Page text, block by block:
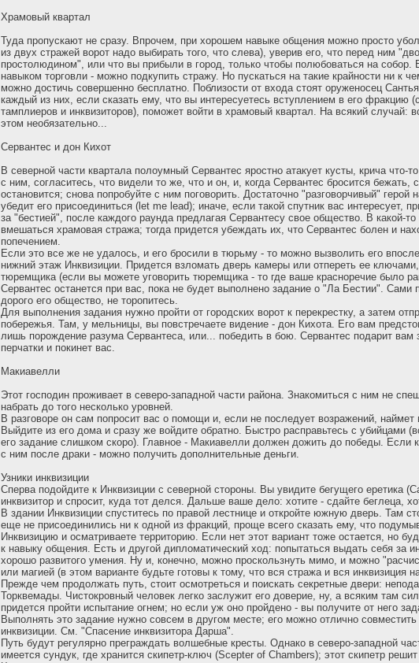
Храмовый квартал
Туда пропускают не сразу. Впрочем, при хорошем навыке общения можно просто
из двух стражей ворот надо выбирать того, что слева), уверив его, что перед ним
простолюдином", или что вы прибыли в город, только чтобы полюбоваться на собор.
навыком торговли - можно подкупить стражу. Но пускаться на такие крайности ни к
можно достичь совершенно бесплатно. Поблизости от входа стоят оруженосец
каждый из них, если сказать ему, что вы интересуетесь вступлением в его фракцию
тамплиеров и инквизиторов), поможет войти в храмовый квартал. На всякий случай:
этом необязательно...
Сервантес и дон Кихот
В северной части квартала полоумный Сервантес яростно атакует кусты, крича что-
с ним, согласитесь, что видели то же, что и он, и, когда Сервантес бросится бежать,
остановится; снова попробуйте с ним поговорить. Достаточно "разговорчивый" герой
убедит его присоединиться (let me lead); иначе, если такой спутник вас интересует,
за "бестией", после каждого раунда предлагая Сервантесу свое общество. В какой-
вмешаться храмовая стража; тогда придется убеждать их, что Сервантес болен и
попечением.
Если это все же не удалось, и его бросили в тюрьму - то можно вызволить его
нижний этаж Инквизиции. Придется взломать дверь камеры или отпереть ее
тюремщика (если вы можете уговорить тюремщика - то где ваше красноречие было
Сервантес останется при вас, пока не будет выполнено задание о "Ла Бестии". Сами
дорого его общество, не торопитесь.
Для выполнения задания нужно пройти от городских ворот к перекрестку, а затем
побережья. Там, у мельницы, вы повстречаете видение - дон Кихота. Его вам
лишь порождение разума Сервантеса, или... победить в бою. Сервантес подарит вам
перчатки и покинет вас.
Макиавелли
Этот господин проживает в северо-западной части района. Знакомиться с ним не
набрать до того несколько уровней.
В разговоре он сам попросит вас о помощи и, если не последует возражений, наймет
Выйдите из его дома и сразу же войдите обратно. Быстро расправьтесь с убийцами
его задание слишком скоро). Главное - Макиавелли должен дожить до победы. Если
с ним после драки - можно получить дополнительные деньги.
Узники инквизиции
Сперва подойдите к Инквизиции с северной стороны. Вы увидите бегущего еретика
инквизитор и спросит, куда тот делся. Дальше ваше дело: хотите - сдайте беглеца,
В здании Инквизиции спуститесь по правой лестнице и откройте южную дверь. Там
еще не присоединились ни к одной из фракций, проще всего сказать ему, что
Инквизицию и осматриваете территорию. Если нет этот вариант тоже остается, но
к навыку общения. Есть и другой дипломатический ход: попытаться выдать себя за
хорошо развитого умения. Ну и, конечно, можно проскользнуть мимо, и можно
или магией (в этом варианте будьте готовы к тому, что вся стража и вся инквизиция
Прежде чем продолжать путь, стоит осмотреться и поискать секретные двери:
Торквемады. Чистокровный человек легко заслужит его доверие, ну, а всяким там
придется пройти испытание огнем; но если уж оно пройдено - вы получите от него
Выполнять это задание нужно совсем в другом месте; его можно отлично
инквизиции. См. "Спасение инквизитора Дарша".
Путь будут регулярно преграждать волшебные кресты. Однако в северо-западной
имеется сундук, где хранится скипетр-ключ (Scepter of Chambers); этот скипетр